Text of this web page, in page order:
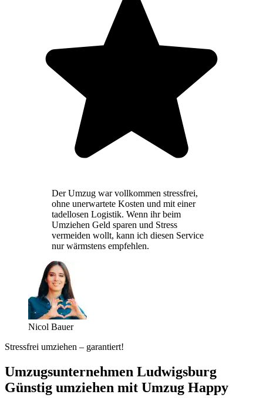
Der Umzug war vollkommen stressfrei,
ohne unerwartete Kosten und mit einer
tadellosen Logistik. Wenn ihr beim
Umziehen Geld sparen und Stress
vermeiden wollt, kann ich diesen Service
nur wärmstens empfehlen.
Nicol Bauer
Stressfrei umziehen – garantiert!
Umzugsunternehmen Ludwigsburg
Günstig umziehen mit Umzug Happy